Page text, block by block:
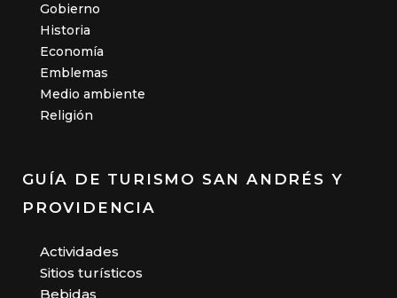
Gobierno
Historia
Economía
Emblemas
Medio ambiente
Religión
GUÍA DE TURISMO SAN ANDRÉS Y
PROVIDENCIA
Actividades
Sitios turísticos
Bebidas